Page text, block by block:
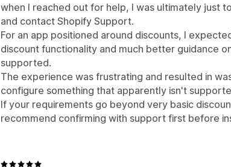
when I reached out for help, I was ultimately just
and contact Shopify Support.
For an app positioned around discounts, I
discount functionality and much better guidance
supported.
The experience was frustrating and resulted in
configure something that apparently isn't
If your requirements go beyond very basic
recommend confirming with support first before